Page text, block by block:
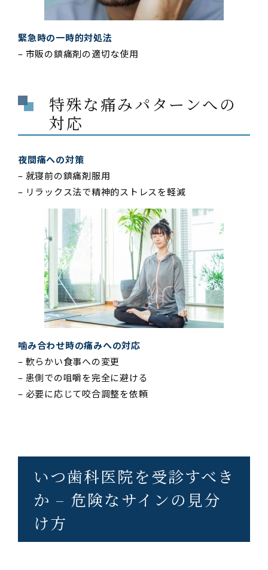
緊急時の一時的対処法
– 市販の鎮痛剤の適切な使用
特殊な痛みパターンへの
対応
夜間痛への対策
– 就寝前の鎮痛剤服用
– リラックス法で精神的ストレスを軽減
噛み合わせ時の痛みへの対応
– 軟らかい食事への変更
– 患側での咀嚼を完全に避ける
– 必要に応じて咬合調整を依頼
いつ歯科医院を受診すべき
か – 危険なサインの見分
け方